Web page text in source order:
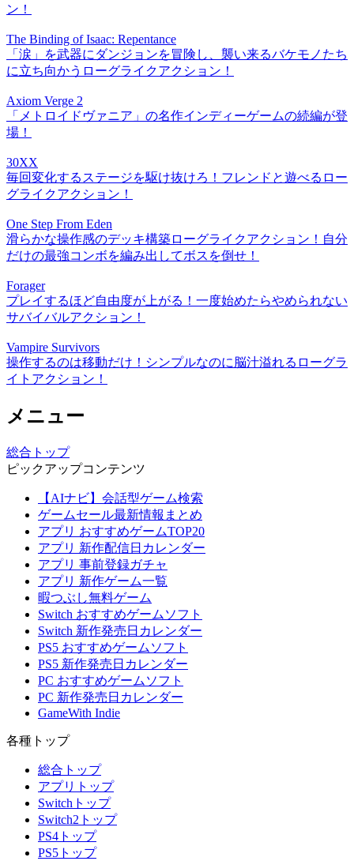
ン！
The Binding of Isaac: Repentance
「涙」を武器にダンジョンを冒険し、襲い来るバケモノたち
に立ち向かうローグライクアクション！
Axiom Verge 2
「メトロイドヴァニア」の名作インディーゲームの続編が登
場！
30XX
毎回変化するステージを駆け抜けろ！フレンドと遊べるロー
グライクアクション！
One Step From Eden
滑らかな操作感のデッキ構築ローグライクアクション！自分
だけの最強コンボを編み出してボスを倒せ！
Forager
プレイするほど自由度が上がる！一度始めたらやめられない
サバイバルアクション！
Vampire Survivors
操作するのは移動だけ！シンプルなのに脳汁溢れるローグラ
イトアクション！
メニュー
総合トップ
ピックアップコンテンツ
【AIナビ】会話型ゲーム検索
ゲームセール最新情報まとめ
アプリ おすすめゲームTOP20
アプリ 新作配信日カレンダー
アプリ 事前登録ガチャ
アプリ 新作ゲーム一覧
暇つぶし無料ゲーム
Switch おすすめゲームソフト
Switch 新作発売日カレンダー
PS5 おすすめゲームソフト
PS5 新作発売日カレンダー
PC おすすめゲームソフト
PC 新作発売日カレンダー
GameWith Indie
各種トップ
総合トップ
アプリトップ
Switchトップ
Switch2トップ
PS4トップ
PS5トップ